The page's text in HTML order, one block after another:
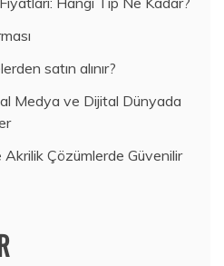
satın alınır?
Medya ve Dijital Dünyada
Akrilik Çözümlerde Güvenilir